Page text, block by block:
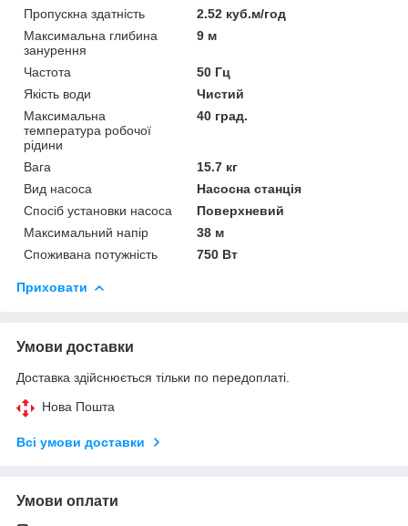
Пропускна здатність
2.52 куб.м/год
Максимальна глибина
занурення
9 м
Частота
50 Гц
Якість води
Чистий
Максимальна
температура робочої
рідини
40 град.
Вага
15.7 кг
Вид насоса
Насосна станція
Спосіб установки насоса
Поверхневий
Максимальний напір
38 м
Споживана потужність
750 Вт
Приховати
Умови доставки
Доставка здійснюється тільки по передоплаті.
Нова Пошта
Всі умови доставки
Умови оплати